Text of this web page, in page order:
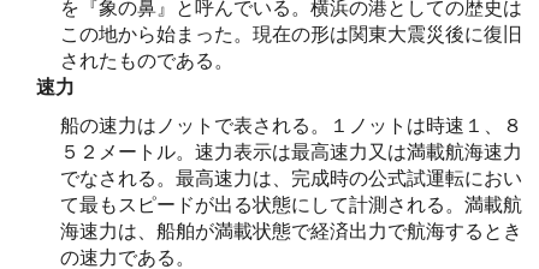
を『象の鼻』と呼んでいる。横浜の港としての歴史は
この地から始まった。現在の形は関東大震災後に復旧
されたものである。
速力
船の速力はノットで表される。１ノットは時速１、８
５２メートル。速力表示は最高速力又は満載航海速力
でなされる。最高速力は、完成時の公式試運転におい
て最もスピードが出る状態にして計測される。満載航
海速力は、船舶が満載状態で経済出力で航海するとき
の速力である。